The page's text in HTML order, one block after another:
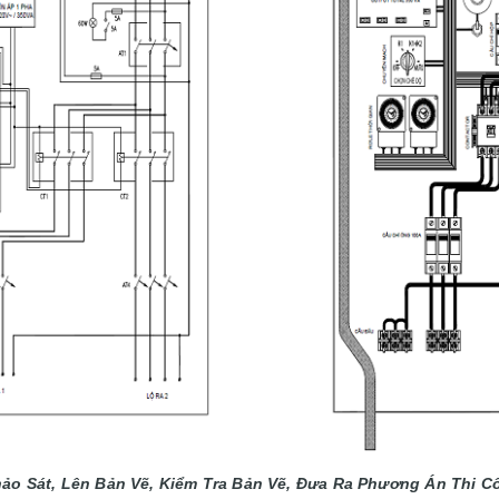
Sát, Lên Bản Vẽ, Kiểm Tra Bản Vẽ, Đưa Ra Phương Án Thi